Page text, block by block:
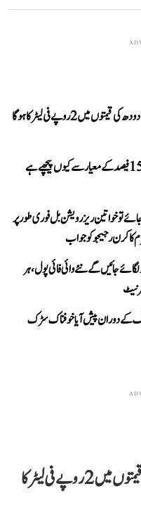
مہاراشٹر میں 11 اگست سے دودھ کی قیمتوں میں 2 روپے فی لیٹر کا ہوگا
تعلیم پر کم خرچ، یونیسکو کے 15 فیصد کے معیار سے کیوں پیچھے ہے
تو خواتین ریزرویشن بل فوری طور پر
کا کرن رجیجو کو جواب
جائیں گے نئے وائی فائی پول، ہر
کے دوران پیش آیا خوفناک سڑک
مہاراشٹر میں 11 اگست سے دودھ کی قیمتوں میں 2 روپے فی لیٹر کا